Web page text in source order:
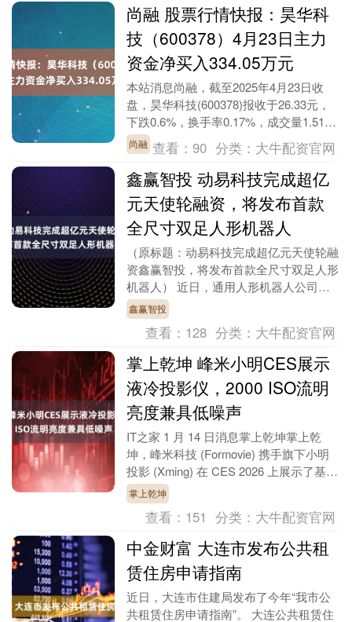
尚融 股票行情快报：昊华科
技（600378）4月23日主力
资金净买入334.05万元
本站消息尚融，截至2025年4月23日收
盘，昊华科技(600378)报收于26.33元，
下跌0.6%，换手率0.17%，成交量1.51万
手，成交额3976.9万....
尚融 查看：90 分类： 大牛配资官网
鑫赢智投 动易科技完成超亿
元天使轮融资，将发布首款
全尺寸双足人形机器人
（原标题：动易科技完成超亿元天使轮融
资鑫赢智投，将发布首款全尺寸双足人形
机器人） 近日，通用人形机器人公司动
易科技宣布完成天使+轮融资，天使轮累
计融资额超亿元。....
鑫赢智投
查看： 128 分类： 大牛配资官网
掌上乾坤 峰米小明CES展示
液冷投影仪，2000 ISO流明
亮度兼具低噪声
IT之家 1 月 14 日消息掌上乾坤掌上乾
坤，峰米科技 (Formovie) 携手旗下小明
投影 (Xming) 在 CES 2026 上展示了基于
LQC 液....
掌上乾坤
查看： 151 分类： 大牛配资官网
中金财富 大连市发布公共租
赁住房申请指南
近日，大连市住建局发布了今年“我市公
共租赁住房申请指南”。 大连公共租赁住